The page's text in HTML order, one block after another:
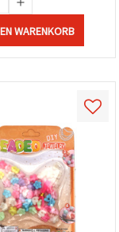
WARENKORB